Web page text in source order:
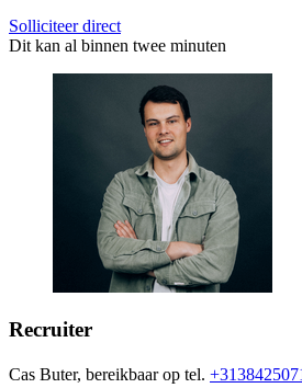
Solliciteer direct
Dit kan al binnen twee minuten
Recruiter
Cas Buter, bereikbaar op tel.